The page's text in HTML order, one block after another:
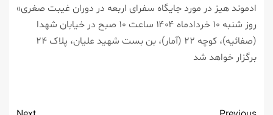
ادموند هیز در مورد جایگاه سفرای اربعه در دوران غیبت صغری»
روز شنبه ۱۰ خردادماه ۱۴۰۴ ساعت ۱۰ صبح در خیابان شهدا
(صفائیه)، کوچه ۲۲ (آمار)، بن بست شهید علیان، پلاک ۲۴
برگزار خواهد شد